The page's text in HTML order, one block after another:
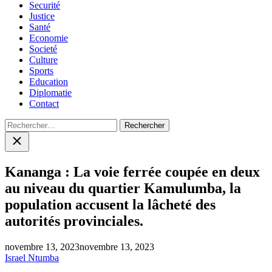
Securité
Justice
Santé
Economie
Societé
Culture
Sports
Education
Diplomatie
Contact
Rechercher :
Close
search
Kananga : La voie ferrée coupée en deux
au niveau du quartier Kamulumba, la
population accusent la lâcheté des
autorités provinciales.
novembre 13, 2023novembre 13, 2023
Israel Ntumba